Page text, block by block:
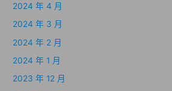
2024 年 4 月
2024 年 3 月
2024 年 2 月
2024 年 1 月
2023 年 12 月